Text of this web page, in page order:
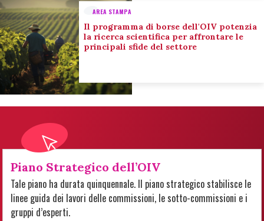
AREA STAMPA
Il programma di borse dell'OIV potenzia
la ricerca scientifica per affrontare le
principali sfide del settore
Piano Strategico dell’OIV
Tale piano ha durata quinquennale. Il piano strategico stabilisce le
linee guida dei lavori delle commissioni, le sotto-commissioni e i
gruppi d’esperti.